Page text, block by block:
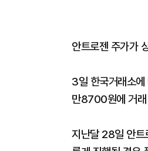
안트로젠 주가가
3일 한국거래소
만8700원에 거래
지난달 28일 안트